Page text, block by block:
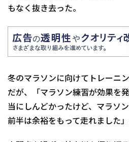
もなく抜き去った。
冬のマラソンに向けてトレーニ
だが、「マラソン練習が効果を
当にしんどかったけど、マラソ
前半は余裕をもって走れました」